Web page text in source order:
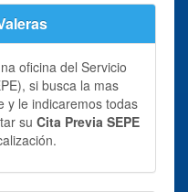
oficina del Servicio
si busca la mas
y le indicaremos todas
su Cita Previa SEPE